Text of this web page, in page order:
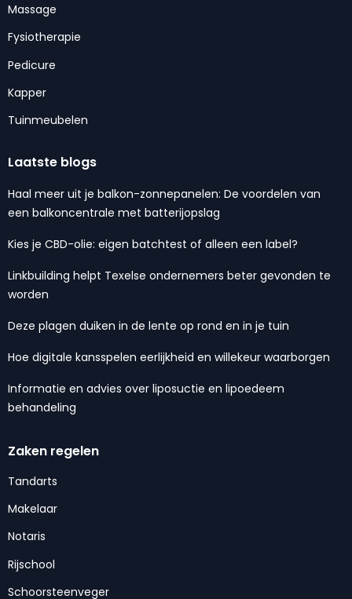
Massage
Fysiotherapie
Pedicure
Kapper
Tuinmeubelen
Laatste blogs
Haal meer uit je balkon-zonnepanelen: De voordelen van
een balkoncentrale met batterijopslag
Kies je CBD-olie: eigen batchtest of alleen een label?
Linkbuilding helpt Texelse ondernemers beter gevonden te
worden
Deze plagen duiken in de lente op rond en in je tuin
Hoe digitale kansspelen eerlijkheid en willekeur waarborgen
Informatie en advies over liposuctie en lipoedeem
behandeling
Zaken regelen
Tandarts
Makelaar
Notaris
Rijschool
Schoorsteenveger